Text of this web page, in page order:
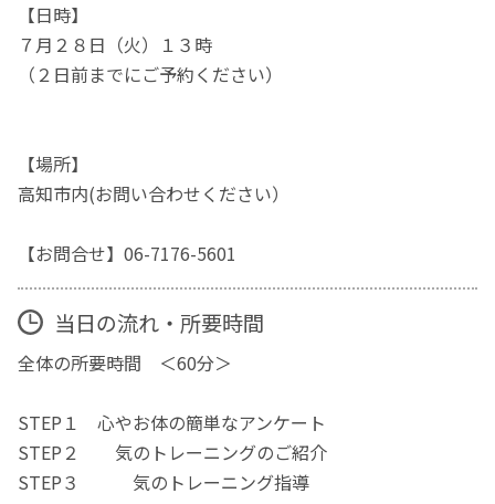
【日時】
７月２８日（火）１３時
（２日前までにご予約ください）
【場所】
高知市内(お問い合わせください）
【お問合せ】06-7176-5601
当日の流れ・所要時間
全体の所要時間 ＜60分＞
STEP１ 心やお体の簡単なアンケート
STEP２ 気のトレーニングのご紹介
STEP３ 気のトレーニング指導